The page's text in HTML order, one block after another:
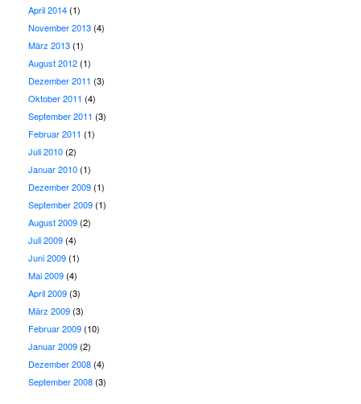
April 2014(1)
November 2013(4)
März 2013(1)
August 2012(1)
Dezember 2011 (3)
Oktober 2011 (4)
September 2011 (3)
Februar 2011 (1)
Juli 2010(2)
Januar 2010(1)
Dezember 2009(1)
September 2009(1)
August 2009(2)
Juli 2009(4)
Juni 2009(1)
Mai 2009(4)
April 2009(3)
März 2009(3)
Februar 2009(10)
Januar 2009(2)
Dezember 2008(4)
September 2008(3)